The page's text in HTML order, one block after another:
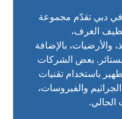
دبي تقدّم مجموعة
الغرف،
والأرضيات، بالإضافة
بعض الشركات
باستخدام تقنيات
والفيروسات،
الحالي.